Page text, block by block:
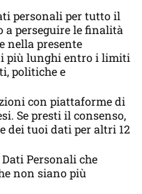
personali per tutto il
a perseguire le finalità
nella presente
più lunghi entro i limiti
politiche e
con piattaforme di
Se presti il consenso,
dei tuoi dati per altri 12
Personali che
non siano più